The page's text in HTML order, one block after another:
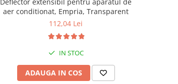
aer conditionat, Empria, Transparent
112,04 Lei
IN STOC
ADAUGA IN COS